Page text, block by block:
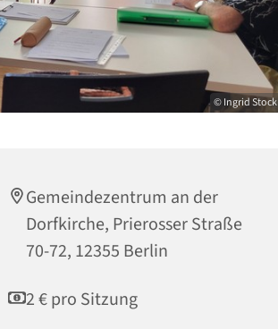
© Ingrid Stock
Gemeindezentrum an der
Dorfkirche, Prierosser Straße
70-72, 12355 Berlin
2 € pro Sitzung